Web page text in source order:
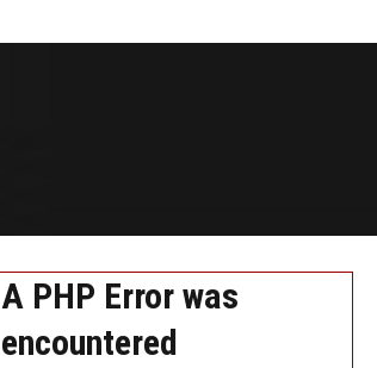
A PHP Error was
encountered